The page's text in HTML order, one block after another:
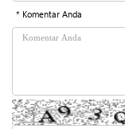
* Komentar Anda